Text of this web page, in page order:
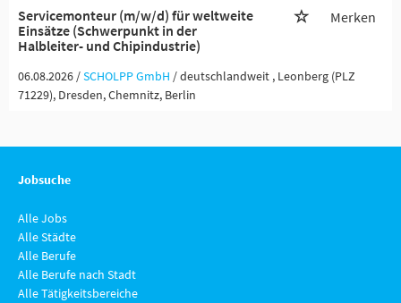
Servicemonteur (m/w/d) für weltweite
Einsätze (Schwerpunkt in der
Halbleiter- und Chipindustrie)
Merken
06.08.2026 /SCHOLPP GmbH / deutschlandweit , Leonberg (PLZ
71229), Dresden, Chemnitz, Berlin
Jobsuche
Alle Jobs
Alle Städte
Alle Berufe
Alle Berufe nach Stadt
Alle Tätigkeitsbereiche